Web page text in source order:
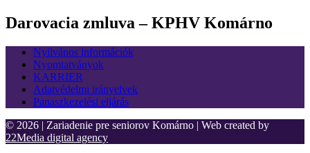
Darovacia zmluva – KPHV Komárno
Nyilvános információk
Nyomtatványok
KARRIER
Adatvédelmi irányelvek
Panaszkezelési eljárás
© 2026 | Zariadenie pre seniorov Komárno | Web created by
22Media digital agency